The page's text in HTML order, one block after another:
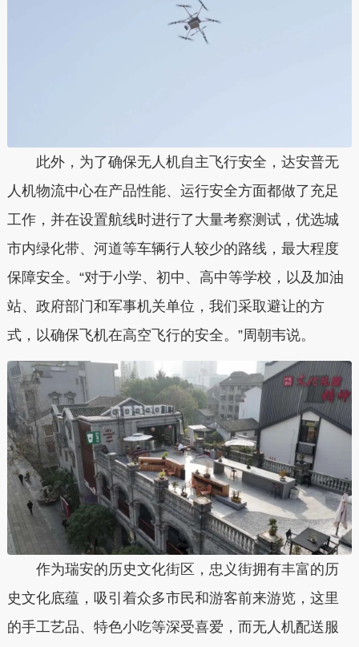
此外，为了确保无人机自主飞行安全，达安普无
人机物流中心在产品性能、运行安全方面都做了充足
工作，并在设置航线时进行了大量考察测试，优选城
市内绿化带、河道等车辆行人较少的路线，最大程度
保障安全。“对于小学、初中、高中等学校，以及加油
站、政府部门和军事机关单位，我们采取避让的方
式，以确保飞机在高空飞行的安全。”周朝韦说。
作为瑞安的历史文化街区，忠义街拥有丰富的历
史文化底蕴，吸引着众多市民和游客前来游览，这里
的手工艺品、特色小吃等深受喜爱，而无人机配送服